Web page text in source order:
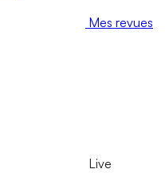
Mes revues
Live